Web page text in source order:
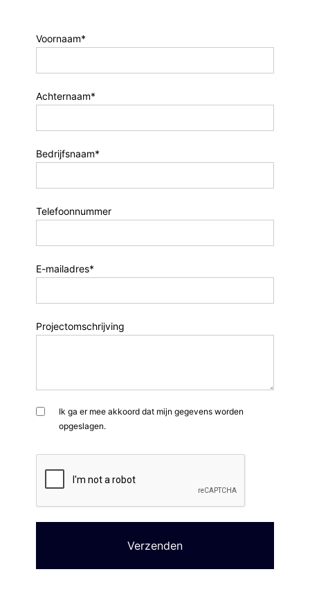
Voornaam*
Achternaam*
Bedrijfsnaam*
Telefoonnummer
E-mailadres*
Projectomschrijving
Ik ga er mee akkoord dat mijn gegevens worden
opgeslagen.